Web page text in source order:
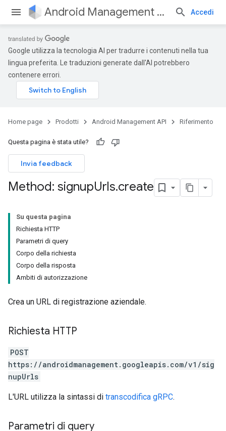
Android Management API Accedi
Google utilizza la tecnologia AI per tradurre i contenuti nella tua
lingua preferita. Le traduzioni generate dall'AI potrebbero
contenere errori.
Home page Prodotti Android Management API Riferimento
Questa pagina è stata utile?
Invia feedback
Method: signupUrls.create
Su questa pagina
Richiesta HTTP
Parametri di query
Corpo della richiesta
Corpo della risposta
Ambiti di autorizzazione
Crea un URL di registrazione aziendale.
Richiesta HTTP
POST
https://androidmanagement.googleapis.com/v1/sig
nupUrls
L'URL utilizza la sintassi di transcodifica gRPC.
Parametri di query